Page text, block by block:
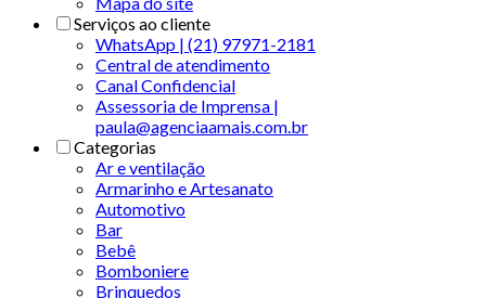
Serviços ao cliente
WhatsApp | (21) 97971-2181
Central de atendimento
Canal Confidencial
Assessoria de Imprensa |
paula@agenciaamais.com.br
Categorias
Ar e ventilação
Armarinho e Artesanato
Automotivo
Bar
Bebê
Bomboniere
Brinquedos